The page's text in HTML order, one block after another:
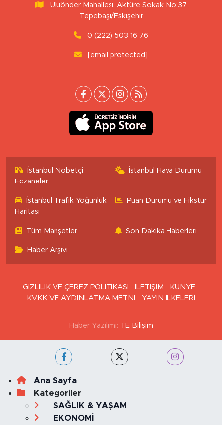
Uluönder Mahallesi, Aktüre Sokak No:37
Tepebaşı/Eskişehir
0 (222) 503 16 76
[email protected]
İstanbul Nöbetçi
Eczaneler
İstanbul Hava Durumu
İstanbul Trafik Yoğunluk
Haritası
Puan Durumu ve Fikstür
Tüm Manşetler Son Dakika Haberleri
Haber Arşivi
GİZLİLİK VE ÇEREZ POLİTİKASI İLETİŞİM
KÜNYE
KVKK VE AYDINLATMA METNİ
YAYIN İLKELERİ
Haber Yazılımı: TE Bilişim
Ana Sayfa
Kategoriler
SAĞLIK & YAŞAM
EKONOMİ